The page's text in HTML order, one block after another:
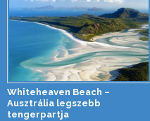
Whiteheaven Beach –
Ausztrália legszebb
tengerpartja